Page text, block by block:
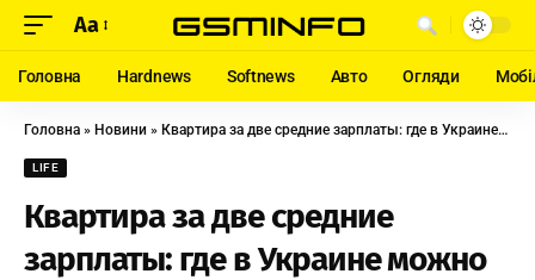
Aa
Головна Hardnews Softnews Авто Огляди
Головна » Новини » Квартира за две средние зарплаты: где в Украине можно купить недорогое жилье
LIFE
Квартира за две средние
зарплаты: где в Украине можно